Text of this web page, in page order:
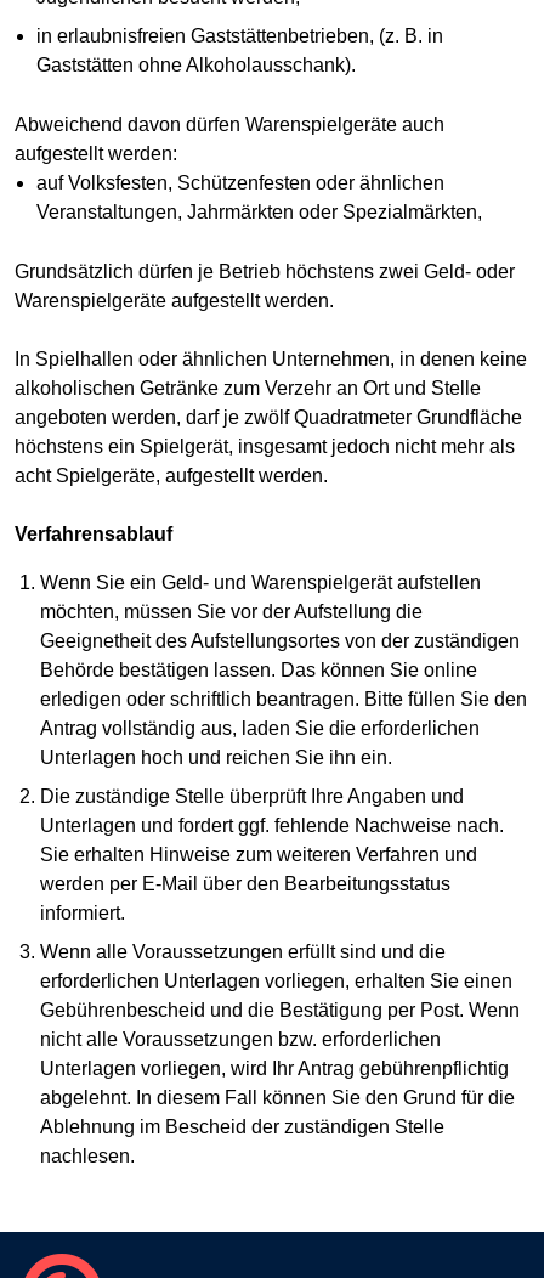
in erlaubnisfreien Gaststättenbetrieben, (z. B. in
Gaststätten ohne Alkoholausschank).
Abweichend davon dürfen Warenspielgeräte auch
aufgestellt werden:
auf Volksfesten, Schützenfesten oder ähnlichen
Veranstaltungen, Jahrmärkten oder Spezialmärkten,
Grundsätzlich dürfen je Betrieb höchstens zwei Geld- oder
Warenspielgeräte aufgestellt werden.
In Spielhallen oder ähnlichen Unternehmen, in denen keine
alkoholischen Getränke zum Verzehr an Ort und Stelle
angeboten werden, darf je zwölf Quadratmeter Grundfläche
höchstens ein Spielgerät, insgesamt jedoch nicht mehr als
acht Spielgeräte, aufgestellt werden.
Verfahrensablauf
Wenn Sie ein Geld- und Warenspielgerät aufstellen
möchten, müssen Sie vor der Aufstellung die
Geeignetheit des Aufstellungsortes von der zuständigen
Behörde bestätigen lassen. Das können Sie online
erledigen oder schriftlich beantragen. Bitte füllen Sie den
Antrag vollständig aus, laden Sie die erforderlichen
Unterlagen hoch und reichen Sie ihn ein.
Die zuständige Stelle überprüft Ihre Angaben und
Unterlagen und fordert ggf. fehlende Nachweise nach.
Sie erhalten Hinweise zum weiteren Verfahren und
werden per E-Mail über den Bearbeitungsstatus
informiert.
Wenn alle Voraussetzungen erfüllt sind und die
erforderlichen Unterlagen vorliegen, erhalten Sie einen
Gebührenbescheid und die Bestätigung per Post. Wenn
nicht alle Voraussetzungen bzw. erforderlichen
Unterlagen vorliegen, wird Ihr Antrag gebührenpflichtig
abgelehnt. In diesem Fall können Sie den Grund für die
Ablehnung im Bescheid der zuständigen Stelle
nachlesen.